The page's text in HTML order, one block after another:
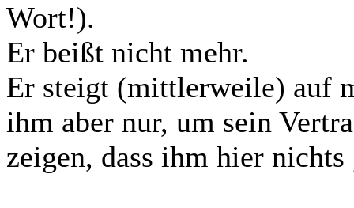
Wort!).
Er beißt nicht mehr.
Er steigt (mittlerweile) auf
ihm aber nur, um sein
zeigen, dass ihm hier nichts